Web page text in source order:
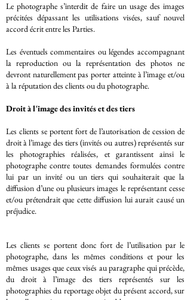
Le photographe s’interdit de faire un usage des images
précitées dépassant les utilisations visées, sauf nouvel
accord écrit entre les Parties.
Les éventuels commentaires ou légendes accompagnant
la reproduction ou la représentation des photos ne
devront naturellement pas porter atteinte à l’image et/ou
à la réputation des clients ou du photographe.
Droit à l'image des invités et des tiers
Les clients se portent fort de l’autorisation de cession de
droit à l’image des tiers (invités ou autres) représentés sur
les photographies réalisées, et garantissent ainsi le
photographe contre toutes demandes formulées contre
lui par un invité ou un tiers qui souhaiterait que la
diffusion d’une ou plusieurs images le représentant cesse
et/ou prétendrait que cette diffusion lui aurait causé un
préjudice.
Les clients se portent donc fort de l’utilisation par le
photographe, dans les mêmes conditions et pour les
mêmes usages que ceux visés au paragraphe qui précède,
du droit à l’image des tiers représentés sur les
photographies du reportage objet du présent accord, sur